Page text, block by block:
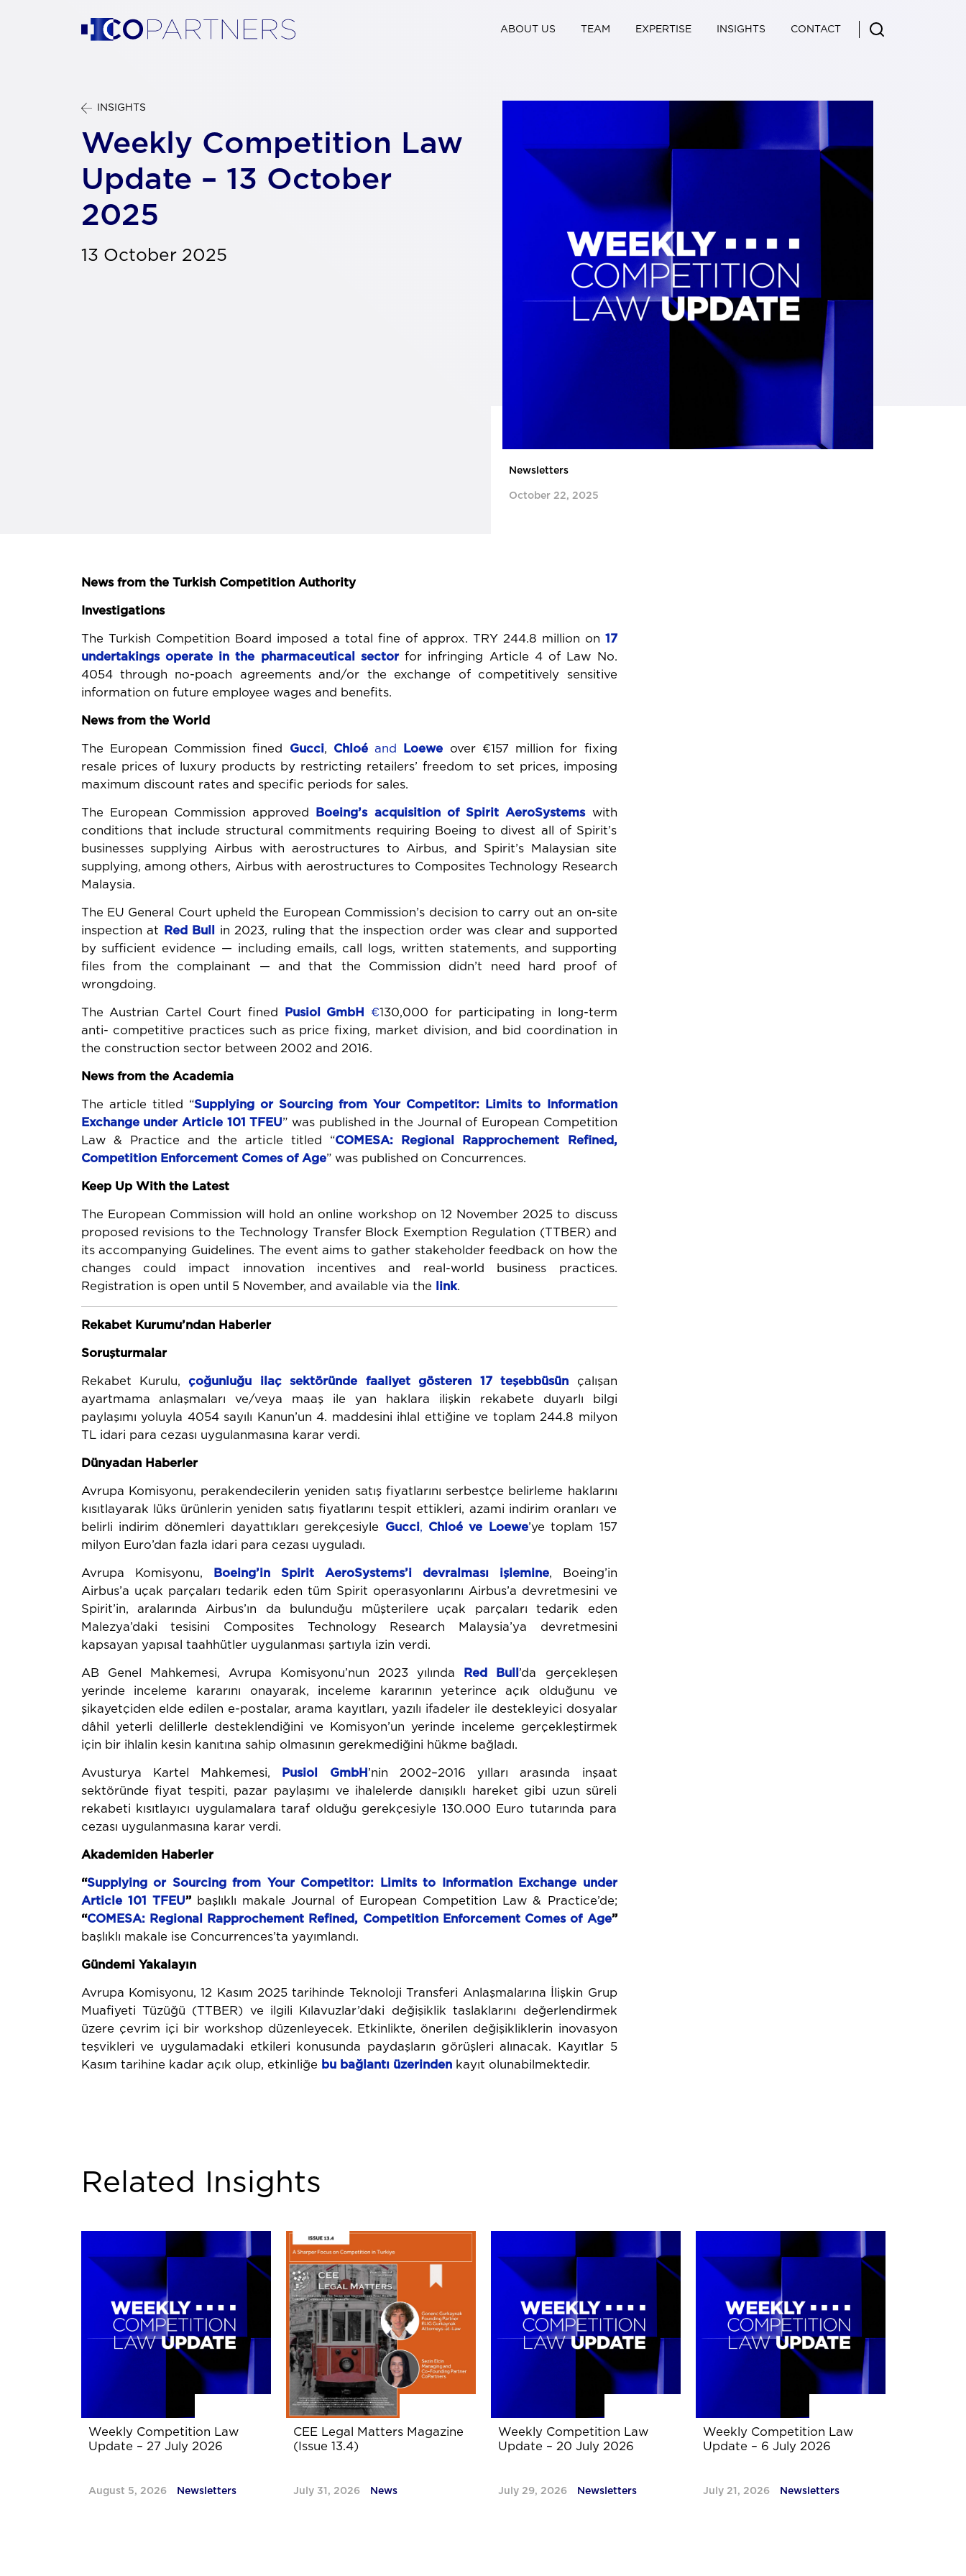
ABOUT US TEAM EXPERTISE INSIGHTS CONTACT
INSIGHTS
Weekly Competition Law
Update – 13 October
2025
13 October 2025
Newsletters
October 22, 2025
News from the Turkish Competition Authority
Investigations
The Turkish Competition Board imposed a total fine of approx. TRY 244.8 million on 17
undertakings operate in the pharmaceutical sectorfor infringing Article 4 of Law No.
4054 through no-poach agreements and/or the exchange of competitively sensitive
information on future employee wages and benefits.
News from the World
The European Commission fined Gucci, Chloé and Loewe over €157 million for fixing
resale prices of luxury products by restricting retailers’ freedom to set prices, imposing
maximum discount rates and specific periods for sales.
The European Commission approved Boeing’s acquisition of Spirit AeroSystemswith
conditions that include structural commitments requiring Boeing to divest all of Spirit’s
businesses supplying Airbus with aerostructures to Airbus, and Spirit’s Malaysian site
supplying, among others, Airbus with aerostructures to Composites Technology Research
Malaysia.
The EU General Court upheld the European Commission’s decision to carry out an on-site
inspection at
Red Bull
in 2023, ruling that the inspection order was clear and supported
by sufficient evidence — including emails, call logs, written statements, and supporting
files from the complainant — and that the Commission didn’t need hard proof of
wrongdoing.
The Austrian Cartel Court fined Pusiol GmbH €130,000 for participating in long-term
anti- competitive practices such as price fixing, market division, and bid coordination in
the construction sector between 2002 and 2016.
News from the Academia
The article titled “Supplying or Sourcing from Your Competitor: Limits to Information
Exchange under Article 101 TFEU” was published in the Journal of European Competition
Law & Practice and the article titled “COMESA: Regional Rapprochement Refined,
Competition Enforcement Comes of Age” was published on Concurrences.
Keep Up With the Latest
The European Commission will hold an online workshop on 12 November 2025 to discuss
proposed revisions to the Technology Transfer Block Exemption Regulation (TTBER) and
its accompanying Guidelines. The event aims to gather stakeholder feedback on how the
changes could impact innovation incentives and real-world business practices.
Registration is open until 5 November, and available via the
link.
Rekabet Kurumu’ndan Haberler
Soruşturmalar
Rekabet Kurulu,çoğunluğu ilaç sektöründe faaliyet gösteren 17 teşebbüsün çalışan
ayartmama anlaşmaları ve/veya maaş ile yan haklara ilişkin rekabete duyarlı bilgi
paylaşımı yoluyla 4054 sayılı Kanun’un 4. maddesini ihlal ettiğine ve toplam 244.8 milyon
TL idari para cezası uygulanmasına karar verdi.
Dünyadan Haberler
Avrupa Komisyonu, perakendecilerin yeniden satış fiyatlarını serbestçe belirleme haklarını
kısıtlayarak lüks ürünlerin yeniden satış fiyatlarını tespit ettikleri, azami indirim oranları ve
belirli indirim dönemleri dayattıkları gerekçesiyle Gucci, Chloé ve Loewe’ye toplam 157
milyon Euro’dan fazla idari para cezası uyguladı.
Avrupa Komisyonu, Boeing’in Spirit AeroSystems’i devralması işlemine, Boeing’in
Airbus’a uçak parçaları tedarik eden tüm Spirit operasyonlarını Airbus’a devretmesini ve
Spirit’in, aralarında Airbus’ın da bulunduğu müşterilere uçak parçaları tedarik eden
Malezya’daki tesisini Composites Technology Research Malaysia’ya devretmesini
kapsayan yapısal taahhütler uygulanması şartıyla izin verdi.
AB Genel Mahkemesi, Avrupa Komisyonu’nun 2023 yılında Red Bull ’da gerçekleşen
yerinde inceleme kararını onayarak, inceleme kararının yeterince açık olduğunu ve
şikayetçiden elde edilen e-postalar, arama kayıtları, yazılı ifadeler ile destekleyici dosyalar
dâhil yeterli delillerle desteklendiğini ve Komisyon’un yerinde inceleme gerçekleştirmek
için bir ihlalin kesin kanıtına sahip olmasının gerekmediğini hükme bağladı.
Avusturya Kartel Mahkemesi, Pusiol GmbH ’nin 2002–2016 yılları arasında inşaat
sektöründe fiyat tespiti, pazar paylaşımı ve ihalelerde danışıklı hareket gibi uzun süreli
rekabeti kısıtlayıcı uygulamalara taraf olduğu gerekçesiyle 130.000 Euro tutarında para
cezası uygulanmasına karar verdi.
Akademiden Haberler
“Supplying or Sourcing from Your Competitor: Limits to Information Exchange
under
Article 101 TFEU”
başlıklı makale Journal of European Competition Law & Practice’de;
“COMESA: Regional Rapprochement Refined, Competition Enforcement Comes of Age”
başlıklı makale ise Concurrences’ta yayımlandı.
Gündemi Yakalayın
Avrupa Komisyonu, 12 Kasım 2025 tarihinde Teknoloji Transferi Anlaşmalarına İlişkin Grup
Muafiyeti Tüzüğü (TTBER) ve ilgili Kılavuzlar’daki değişiklik taslaklarını değerlendirmek
üzere çevrim içi bir workshop düzenleyecek. Etkinlikte, önerilen değişikliklerin inovasyon
teşvikleri ve uygulamadaki etkileri konusunda paydaşların görüşleri alınacak. Kayıtlar 5
Kasım tarihine kadar açık olup, etkinliğe
bu bağlantı üzerindenkayıt olunabilmektedir.
Related Insights
Weekly Competition Law
Update – 27 July 2026
August 5, 2026 Newsletters
CEE Legal Matters Magazine
(Issue 13.4)
July 31, 2026 News
Weekly Competition Law
Update – 20 July 2026
July 29, 2026 Newsletters
Weekly Competition Law
Update – 6 July 2026
July 21, 2026 Newsletters